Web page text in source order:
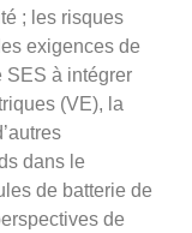
; les risques
exigences de
SES à intégrer
(VE), la
dans le
de batterie de
de